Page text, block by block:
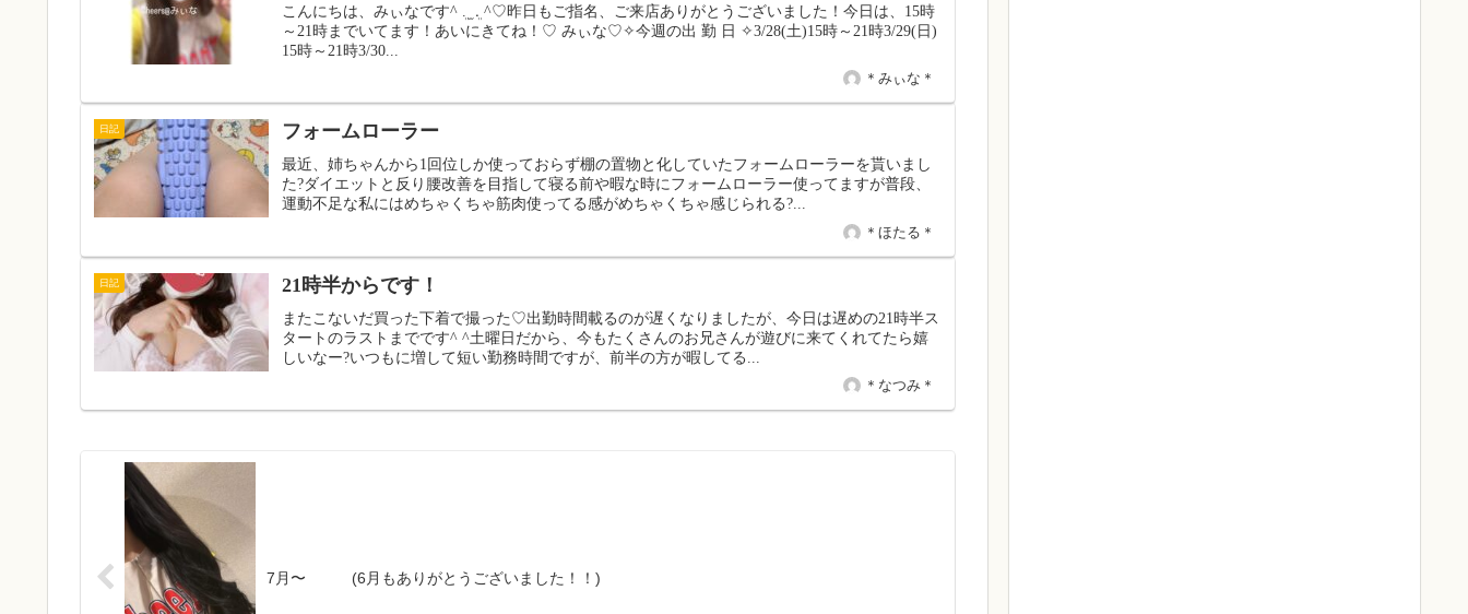
こんにちは、みぃなです^ ܸ. ̫ .ܸ ^♡昨日もご指名、ご来店ありがとうございました！今日は、15時
～21時までいてます！あいにきてね！♡ みぃな♡✧今週の出 勤 日 ✧3/28(土)15時～21時3/29(日)
15時～21時3/30...
＊みぃな＊
日記 フォームローラー
最近、姉ちゃんから1回位しか使っておらず棚の置物と化していたフォームローラーを貰いまし
た?ダイエットと反り腰改善を目指して寝る前や暇な時にフォームローラー使ってますが普段、
運動不足な私にはめちゃくちゃ筋肉使ってる感がめちゃくちゃ感じられる?...
＊ほたる＊
日記 21時半からです！
またこないだ買った下着で撮った♡出勤時間載るのが遅くなりましたが、今日は遅めの21時半ス
タートのラストまでです^ ^土曜日だから、今もたくさんのお兄さんが遊びに来てくれてたら嬉
しいなー?いつもに増して短い勤務時間ですが、前半の方が暇してる...
＊なつみ＊
7月〜 (6月もありがとうございました！！)